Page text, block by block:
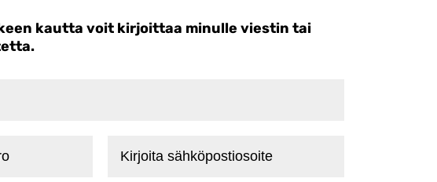
kautta voit kirjoittaa minulle viestin tai
sähköpostiosoite